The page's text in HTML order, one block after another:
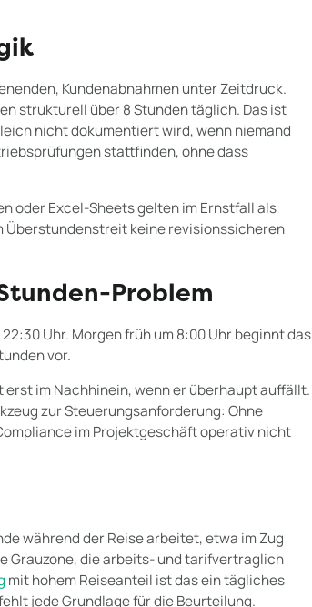
Kundenabnahmen unter Zeitdruck.
strukturell über 8 Stunden täglich. Das ist
nicht dokumentiert wird, wenn niemand
stattfinden, ohne dass
oder Excel-Sheets gelten im Ernstfall als
Überstundenstreit keine revisionssicheren
Problem
Uhr. Morgen früh um 8:00 Uhr beginnt das
vor.
im Nachhinein, wenn er überhaupt auffällt.
zur Steuerungsanforderung: Ohne
im Projektgeschäft operativ nicht
während der Reise arbeitet, etwa im Zug
Grauzone, die arbeits- und tarifvertraglich
mit hohem Reiseanteil ist das ein tägliches
jede Grundlage für die Beurteilung.